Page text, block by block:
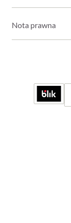
Nota prawna